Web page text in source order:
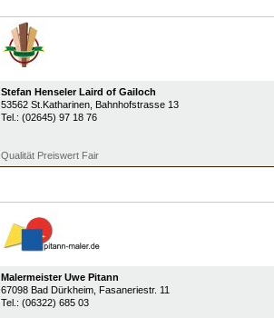
Stefan Henseler Laird of Gailoch
53562 St.Katharinen, Bahnhofstrasse 13
Tel.: (02645) 97 18 76
Qualität Preiswert Fair
Malermeister Uwe Pitann
67098 Bad Dürkheim, Fasaneriestr. 11
Tel.: (06322) 685 03